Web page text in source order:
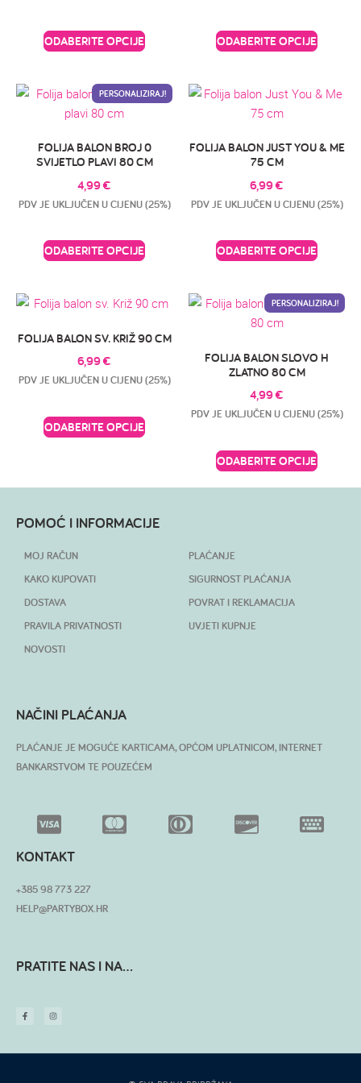
ODABERITE OPCIJE ODABERITE OPCIJE
PERSONALIZIRAJ!
FOLIJA BALON BROJ 0
SVIJETLO PLAVI 80 CM
4,99€
PDV JE UKLJUČEN U CIJENU (25%)
ODABERITE OPCIJE
FOLIJA BALON JUST YOU & ME
75 CM
6,99€
PDV JE UKLJUČEN U CIJENU (25%)
ODABERITE OPCIJE
FOLIJA BALON SV. KRIŽ 90 CM
6,99€
PDV JE UKLJUČEN U CIJENU (25%)
ODABERITE OPCIJE
PERSONALIZIRAJ!
FOLIJA BALON SLOVO H
ZLATNO 80 CM
4,99€
PDV JE UKLJUČEN U CIJENU (25%)
ODABERITE OPCIJE
POMOĆ I INFORMACIJE
MOJ RAČUN
KAKO KUPOVATI
DOSTAVA
PRAVILA PRIVATNOSTI
NOVOSTI
PLAĆANJE
SIGURNOST PLAĆANJA
POVRAT I REKLAMACIJA
UVJETI KUPNJE
NAČINI PLAĆANJA
PLAĆANJE JE MOGUĆE KARTICAMA, OPĆOM UPLATNICOM, INTERNET
BANKARSTVOM TE POUZEĆEM
KONTAKT
+385 98 773 227
HELP@PARTYBOX.HR
PRATITE NAS I NA...